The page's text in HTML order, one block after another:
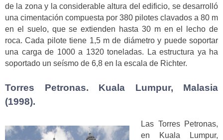
de la zona y la considerable altura del edificio, se desarrolló
una cimentación compuesta por 380 pilotes clavados a 80 m
en el suelo, que se extienden hasta 30 m en el lecho de
roca. Cada pilote tiene 1,5 m de diámetro y puede soportar
una carga de 1000 a 1320 toneladas. La estructura ya ha
soportado un seísmo de 6,8 en la escala de Richter.
Torres Petronas. Kuala Lumpur, Malasia
(1998).
Las Torres Petronas,
en Kuala Lumpur,